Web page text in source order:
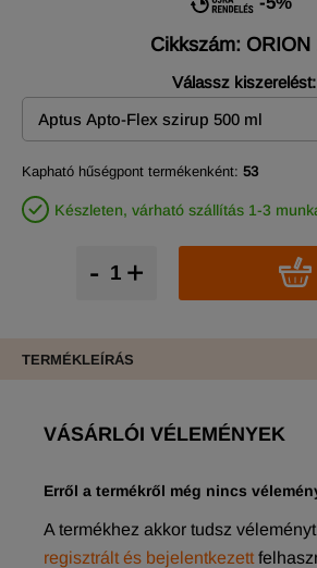
Cikkszám: ORION
Válassz kiszerelést:
Kapható hűségpont termékenként: 53
Készleten, várható szállítás 1-3
+
-
TERMÉKLEÍRÁS
VÁSÁRLÓI VÉLEMÉNYEK
Erről a termékről még nincs
A termékhez akkor tudsz
regisztrált és bejelentkezett